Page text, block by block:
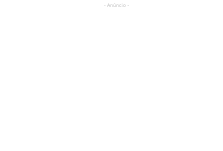
- Anúncio -